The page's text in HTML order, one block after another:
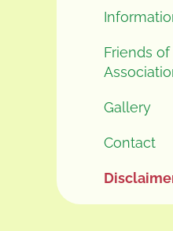
Friends
Gallery
Contact